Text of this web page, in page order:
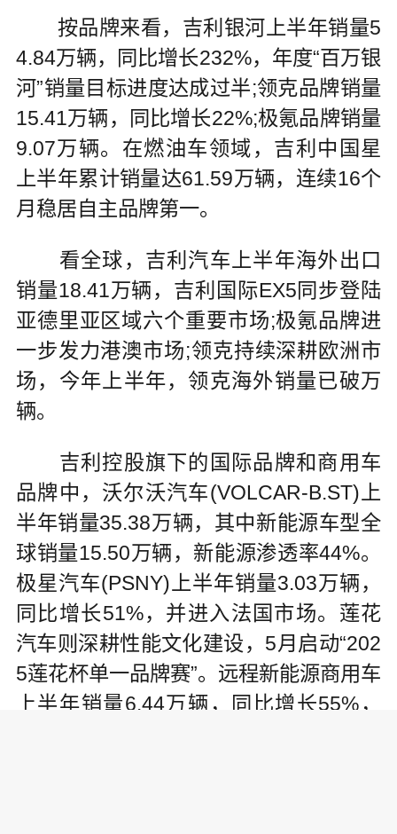
按品牌来看，吉利银河上半年销量5
4.84万辆，同比增长232%，年度“百万银
河”销量目标进度达成过半;领克品牌销量
15.41万辆，同比增长22%;极氪品牌销量
9.07万辆。在燃油车领域，吉利中国星
上半年累计销量达61.59万辆，连续16个
月稳居自主品牌第一。
看全球，吉利汽车上半年海外出口
销量18.41万辆，吉利国际EX5同步登陆
亚德里亚区域六个重要市场;极氪品牌进
一步发力港澳市场;领克持续深耕欧洲市
场，今年上半年，领克海外销量已破万
辆。
吉利控股旗下的国际品牌和商用车
品牌中，沃尔沃汽车(VOLCAR-B.ST)上
半年销量35.38万辆，其中新能源车型全
球销量15.50万辆，新能源渗透率44%。
极星汽车(PSNY)上半年销量3.03万辆，
同比增长51%，并进入法国市场。莲花
汽车则深耕性能文化建设，5月启动“202
5莲花杯单一品牌赛”。远程新能源商用车
上半年销量6.44万辆，同比增长55%，